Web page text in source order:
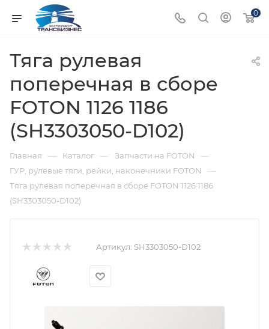
0
Тяга рулевая
поперечная в сборе
FOTON 1126 1186
(SH3303050-D102)
Главная — Каталог — Запчасти на FOTON —
ГУР, рулевые тяги, рейки, наконечники FOTON —
Тяга рулевая поперечная в сборе FOTON 1126 1186
(SH3303050-D102)
Артикул: SH3303050-D102